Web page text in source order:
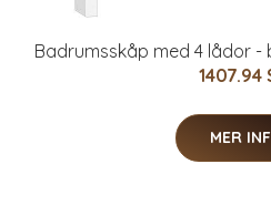
Badrumsskåp med 4 lådor
1407.94
MER